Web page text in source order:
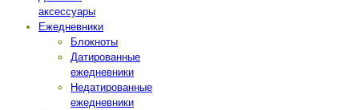
аксессуары
Ежедневники
Блокноты
Датированные
ежедневники
Недатированные
ежедневники